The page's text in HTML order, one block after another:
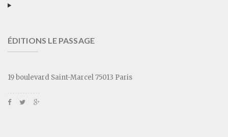
ÉDITIONS LE PASSAGE
19 boulevard Saint-Marcel 75013 Paris